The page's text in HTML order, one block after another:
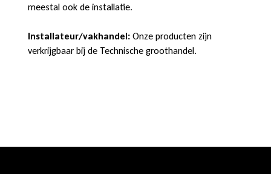
meestal ook de installatie.
Installateur/vakhandel: Onze producten zijn
verkrijgbaar bij de Technische groothandel.